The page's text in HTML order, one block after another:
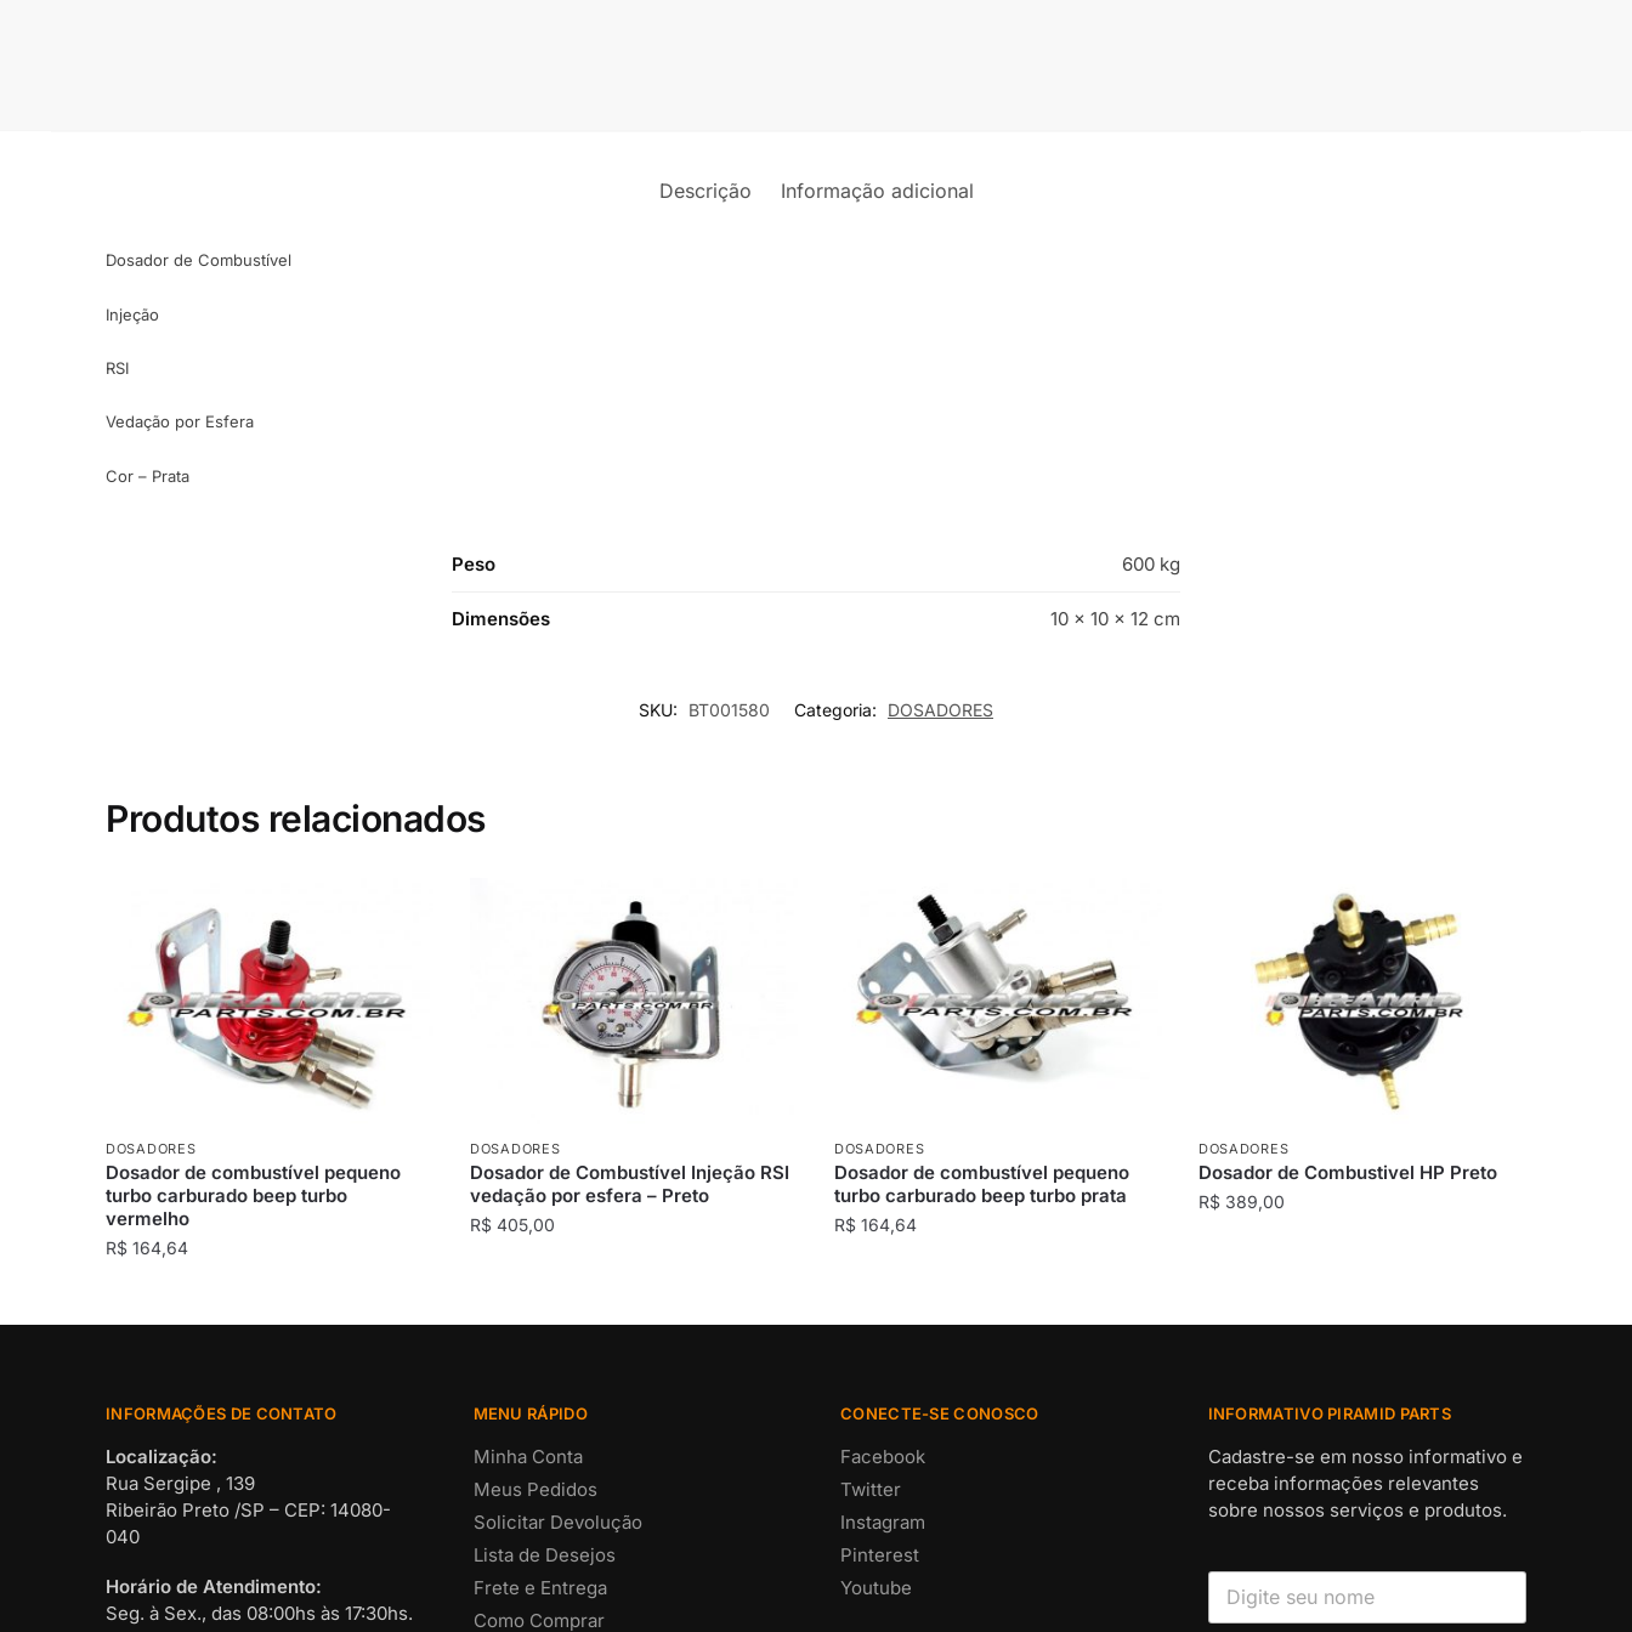
Descrição Informação adicional
Dosador de Combustível
Injeção
RSI
Vedação por Esfera
Cor – Prata
Peso 600 kg
Dimensões 10 × 10 × 12 cm
SKU: BT001580 Categoria: DOSADORES
Produtos relacionados
DOSADORES
Dosador de combustível pequeno
turbo carburado beep turbo
vermelho
R$ 164,64
DOSADORES
Dosador de Combustível Injeção RSI
vedação por esfera – Preto
R$ 405,00
DOSADORES
Dosador de combustível pequeno
turbo carburado beep turbo prata
R$164,64
DOSADORES
Dosador de Combustivel HP Preto
R$389,00
INFORMAÇÕES DE CONTATO
Localização:
Rua Sergipe , 139
Ribeirão Preto /SP – CEP: 14080-
040
Horário de Atendimento:
Seg. à Sex., das 08:00hs às 17:30hs.
MENU RÁPIDO
Minha Conta
Meus Pedidos
Solicitar Devolução
Lista de Desejos
Frete e Entrega
Como Comprar
CONECTE-SE CONOSCO
Facebook
Twitter
Instagram
Pinterest
Youtube
INFORMATIVO PIRAMID PARTS
Cadastre-se em nosso informativo e
receba informações relevantes
sobre nossos serviços e produtos.